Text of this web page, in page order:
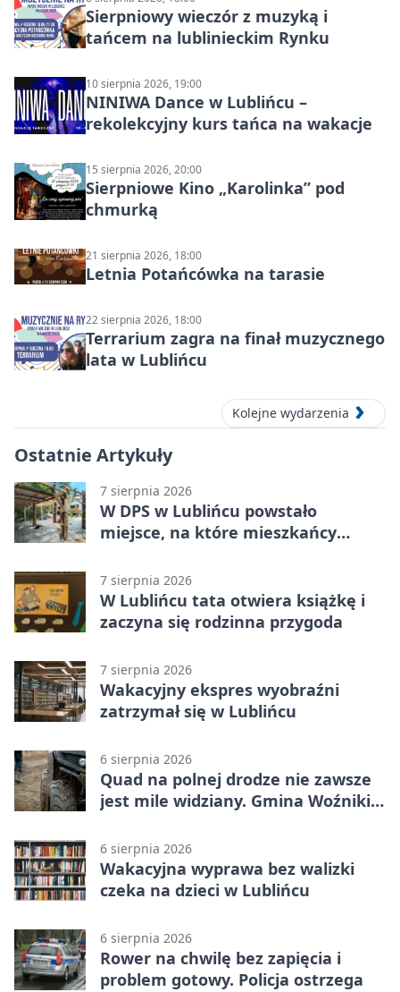
Sierpniowy wieczór z muzyką i
tańcem na lublinieckim Rynku
10 sierpnia 2026, 19:00
NINIWA Dance w Lublińcu –
rekolekcyjny kurs tańca na wakacje
15 sierpnia 2026, 20:00
Sierpniowe Kino „Karolinka” pod
chmurką
21 sierpnia 2026, 18:00
Letnia Potańcówka na tarasie
22 sierpnia 2026, 18:00
Terrarium zagra na finał muzycznego
lata w Lublińcu
Kolejne wydarzenia
Ostatnie Artykuły
7 sierpnia 2026
W DPS w Lublińcu powstało
miejsce, na które mieszkańcy
7 sierpnia 2026
W Lublińcu tata otwiera książkę i
zaczyna się rodzinna przygoda
7 sierpnia 2026
Wakacyjny ekspres wyobraźni
zatrzymał się w Lublińcu
6 sierpnia 2026
Quad na polnej drodze nie zawsze
jest mile widziany. Gmina Woźniki
6 sierpnia 2026
Wakacyjna wyprawa bez walizki
czeka na dzieci w Lublińcu
6 sierpnia 2026
Rower na chwilę bez zapięcia i
problem gotowy. Policja ostrzega